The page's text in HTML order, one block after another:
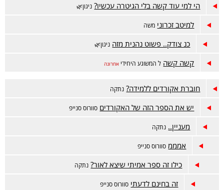
הי למי עוד קשה בלי הגיטרה עכשיו? ניגון🌿
למיטב זכרוני משה
כנ צודק.. פשוט נהנית מזה ניגון🌿
קשה קשה ל המשוגע היחידי אחרונה
חוברת אקורדים ללמידה? נתקה
יש את הספר הזה של האקורדים סוורוס סנייפ
מעניין.. נתקה
אמממ סוורוס סנייפ
כילו זה ספר אמיתי שיצא לאור? נתקה
זה בחינם לדעתי סוורוס סנייפ